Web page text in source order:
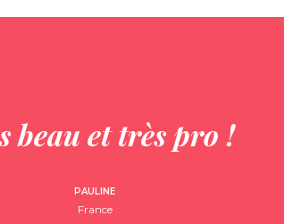
beau et très pro !
PAULINE
France